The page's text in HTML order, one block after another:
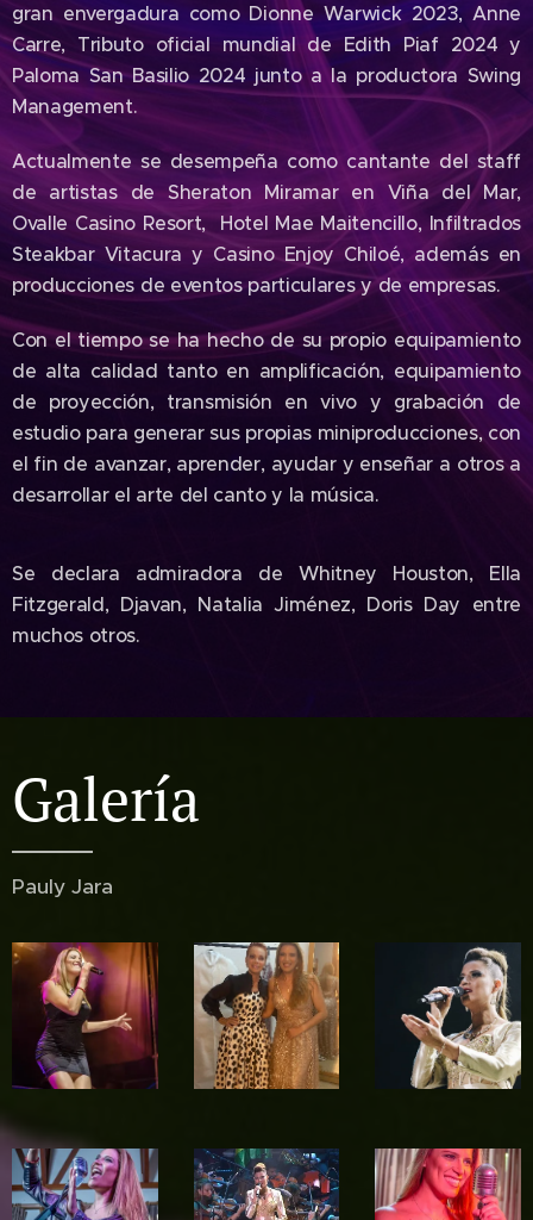
gran envergadura como Dionne Warwick 2023, Anne
Carre, Tributo oficial mundial de Edith Piaf 2024 y
Paloma San Basilio 2024 junto a la productora Swing
Management.
Actualmente se desempeña como cantante del staff
de artistas de Sheraton Miramar en Viña del Mar,
Ovalle Casino Resort, Hotel Mae Maitencillo, Infiltrados
Steakbar Vitacura y Casino Enjoy Chiloé, además en
producciones de eventos particulares y de empresas.
Con el tiempo se ha hecho de su propio equipamiento
de alta calidad tanto en amplificación, equipamiento
de proyección, transmisión en vivo y grabación de
estudio para generar sus propias miniproducciones, con
el fin de avanzar, aprender, ayudar y enseñar a otros a
desarrollar el arte del canto y la música.
Se declara admiradora de Whitney Houston, Ella
Fitzgerald, Djavan, Natalia Jiménez, Doris Day entre
muchos otros.
Galería
Pauly Jara